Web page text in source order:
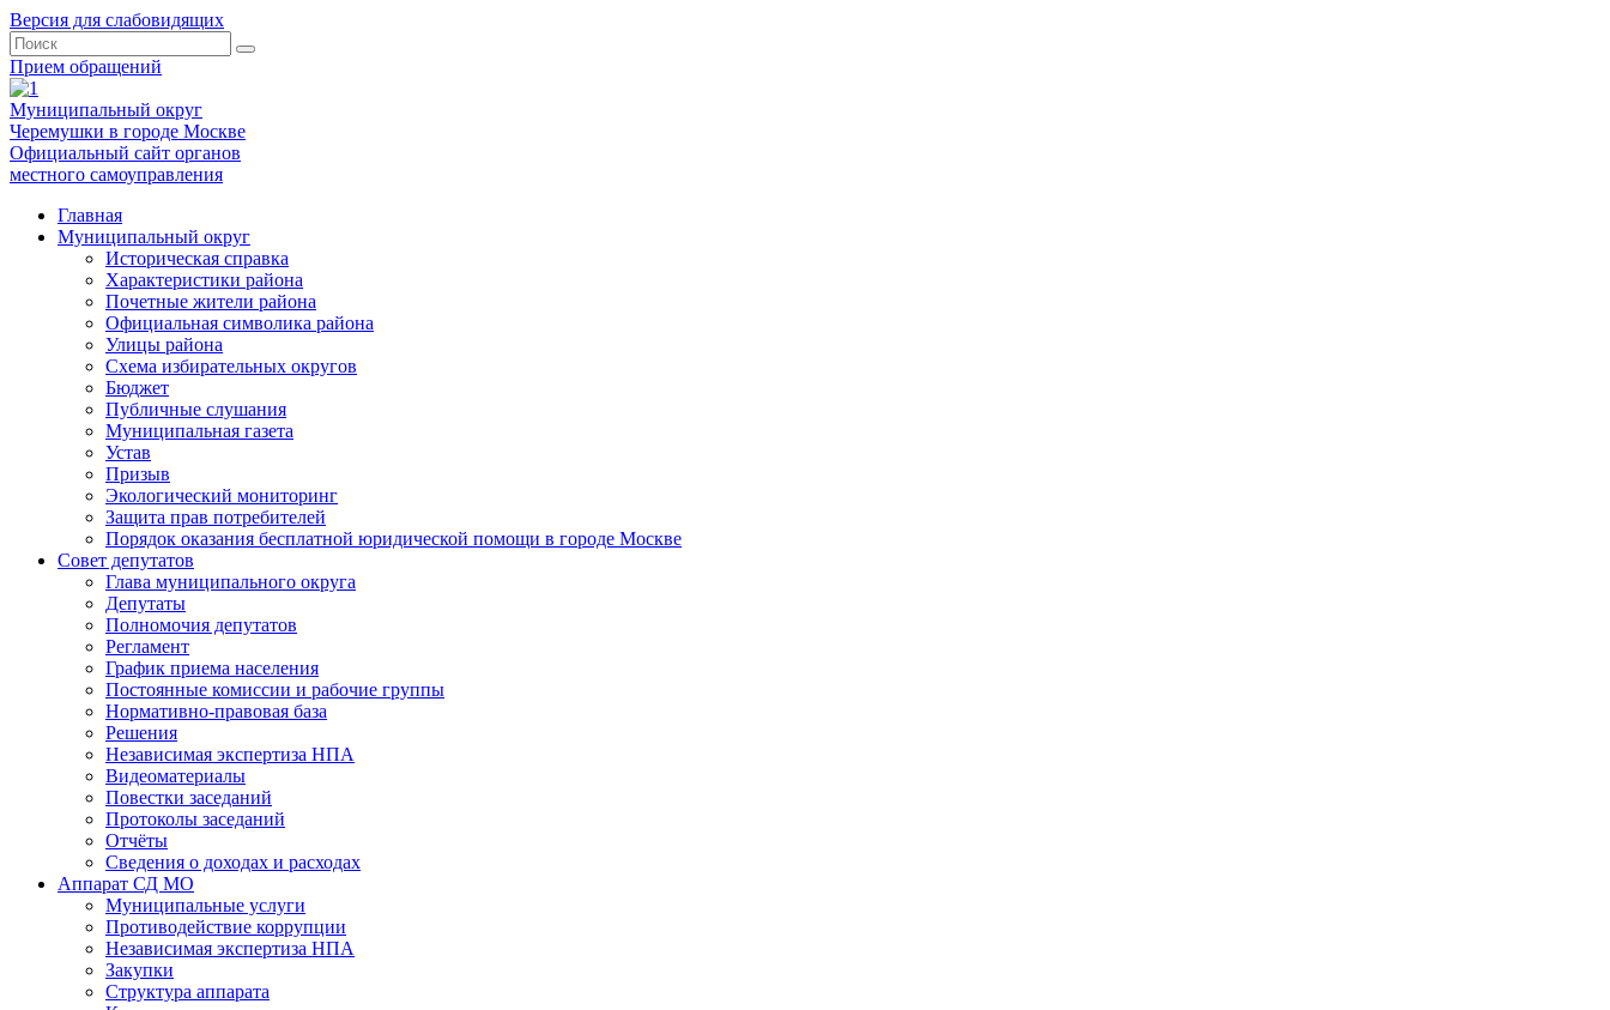
Версия для слабовидящих
Прием обращений
Муниципальный округ
Черемушки в городе Москве
Официальный сайт органов
местного самоуправления
Главная
Муниципальный округ
Историческая справка
Характеристики района
Почетные жители района
Официальная символика района
Улицы района
Схема избирательных округов
Бюджет
Публичные слушания
Муниципальная газета
Устав
Призыв
Экологический мониторинг
Защита прав потребителей
Порядок оказания бесплатной юридической помощи в городе Москве
Совет депутатов
Глава муниципального округа
Депутаты
Полномочия депутатов
Регламент
График приема населения
Постоянные комиссии и рабочие группы
Нормативно-правовая база
Решения
Независимая экспертиза НПА
Видеоматериалы
Повестки заседаний
Протоколы заседаний
Отчёты
Сведения о доходах и расходах
Аппарат СД МО
Муниципальные услуги
Противодействие коррупции
Независимая экспертиза НПА
Закупки
Структура аппарата